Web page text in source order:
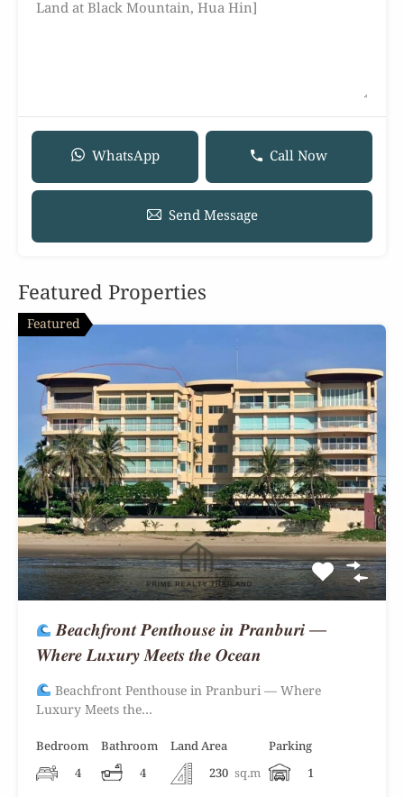
WhatsApp Call Now
Send Message
Featured Properties
Featured
𝑩𝒆𝒂𝒄𝒉𝒇𝒓𝒐𝒏𝒕 𝑷𝒆𝒏𝒕𝒉𝒐𝒖𝒔𝒆 𝒊𝒏 𝑷𝒓𝒂𝒏𝒃𝒖𝒓𝒊 —
𝑾𝒉𝒆𝒓𝒆 𝑳𝒖𝒙𝒖𝒓𝒚 𝑴𝒆𝒆𝒕𝒔 𝒕𝒉𝒆 𝑶𝒄𝒆𝒂𝒏
Beachfront Penthouse in Pranburi — Where
Luxury Meets the…
Bedroom
4
Bathroom
4
Land Area
230 sq.m
Parking
1